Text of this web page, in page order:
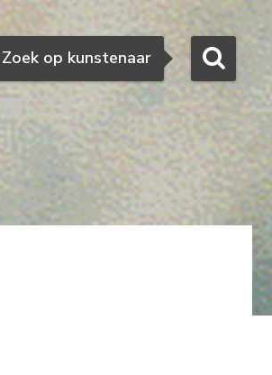
Zoeken
Zoek op kunstenaar